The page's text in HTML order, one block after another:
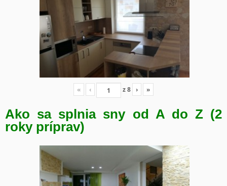
« ‹ z8 › »
Ako sa splnia sny od A do Z (2
roky príprav)